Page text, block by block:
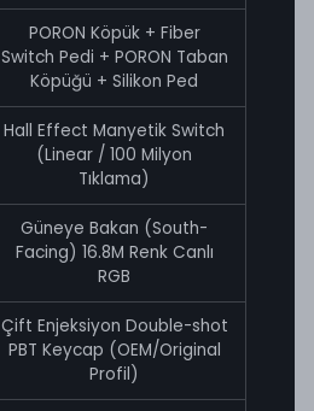
PORON Köpük + Fiber
Switch Pedi + PORON Taban
Köpüğü + Silikon Ped
Hall Effect Manyetik Switch
(Linear / 100 Milyon
Tıklama)
Güneye Bakan (South-
Facing) 16.8M Renk Canlı
RGB
Çift Enjeksiyon Double-shot
PBT Keycap (OEM/Original
Profil)